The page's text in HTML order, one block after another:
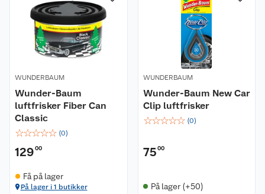
WUNDERBAUM
Wunder-Baum
luftfrisker Fiber Can
Classic
☆☆☆☆☆ (0)
12900
Få på lager
På lager i 1 butikker
WUNDERBAUM
Wunder-Baum New Car
Clip luftfrisker
☆☆☆☆☆ (0)
75 00
På lager (+50)
Våre merkevarer
Coop kjeder
Ledige stillinger
Bærekraft
Sikkerhetsdatablad
Ofte stilte spørsmål
Betalingsalternativer
Leveringsalternativer
Pakkesporing
Sikkerhetsdatablad
Åpent kjøp
Coop medlem
Retur av el-avfall
Trampoline